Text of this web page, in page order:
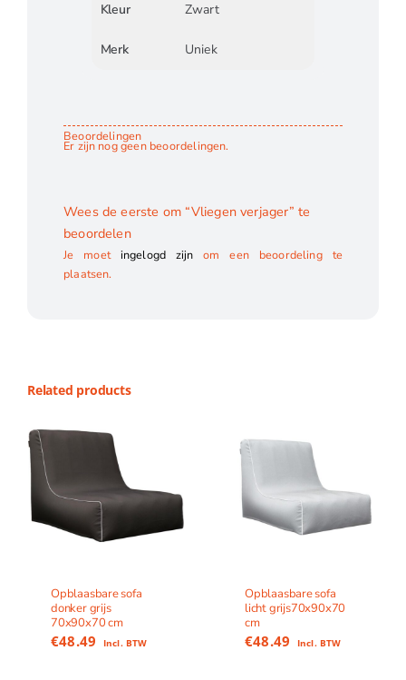
Kleur Zwart
Merk Uniek
Beoordelingen
Er zijn nog geen beoordelingen.
Wees de eerste om “Vliegen verjager” te
beoordelen
Je moet ingelogd zijn om een beoordeling te
plaatsen.
Related products
Opblaasbare sofa
donker grijs
70x90x70 cm
€48.49 Incl. BTW
Opblaasbare sofa
licht grijs70x90x70
cm
€48.49 Incl. BTW